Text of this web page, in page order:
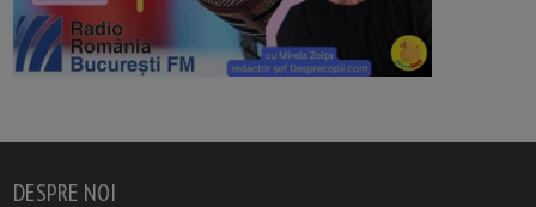
DESPRE NOI